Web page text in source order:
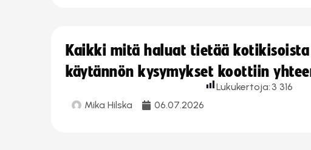
Kaikki mitä haluat tietää
käytännön kysymykset koottiin
Mika Hilska 06.07.2026
Lukukertoja: 3 316